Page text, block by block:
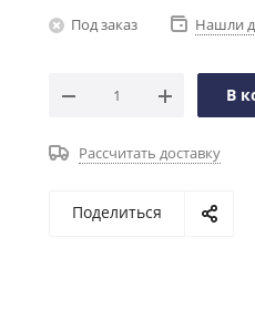
Под заказ Нашли
В
Рассчитать доставку
Поделиться